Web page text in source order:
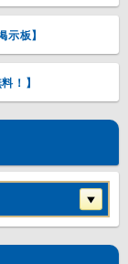
示板】
！】